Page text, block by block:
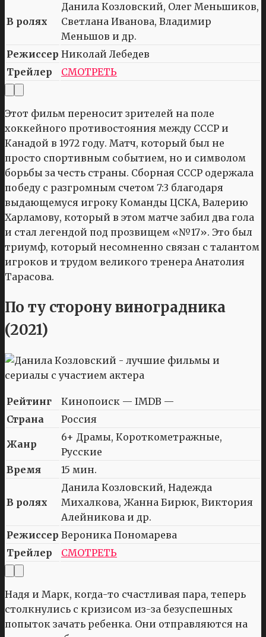
В ролях
Данила Козловский, Олег Меньшиков,
Светлана Иванова, Владимир
Меньшов и др.
Режиссер Николай Лебедев
Трейлер
СМОТРЕТЬ
Этот фильм переносит зрителей на поле
хоккейного противостояния между СССР и
Канадой в 1972 году. Матч, который был не
просто спортивным событием, но и символом
борьбы за честь страны. Сборная СССР одержала
победу с разгромным счетом 7:3 благодаря
выдающемуся игроку Команды ЦСКА, Валерию
Харламову, который в этом матче забил два гола
и стал легендой под прозвищем «№17». Это был
триумф, который несомненно связан с талантом
игроков и трудом великого тренера Анатолия
Тарасова.
По ту сторону виноградника
(2021)
Рейтинг
Кинопоиск — IMDB —
Страна
Россия
Жанр
6+ Драмы, Короткометражные,
Русские
Время
15 мин.
В ролях
Данила Козловский, Надежда
Михалкова, Жанна Бирюк, Виктория
Алейникова и др.
Режиссер Вероника Пономарева
Трейлер
СМОТРЕТЬ
Надя и Марк, когда-то счастливая пара, теперь
столкнулись с кризисом из-за безуспешных
попыток зачать ребенка. Они отправляются на